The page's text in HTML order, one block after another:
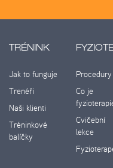
TRÉNINK
Jak to funguje
Trenéři
Naši klienti
Tréninkové
balíčky
Procedury
Co je
Cvičební
lekce